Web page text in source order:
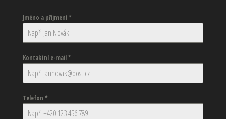
Jméno a příjmení*
Kontaktní e-mail*
Telefon *